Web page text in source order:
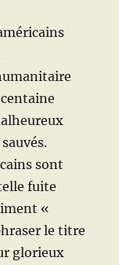
sont
fuite
«
le titre
glorieux